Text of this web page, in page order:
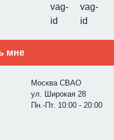
мне
Москва СВАО
ул. Широкая 28
Пн.-Пт. 10:00 - 20:00